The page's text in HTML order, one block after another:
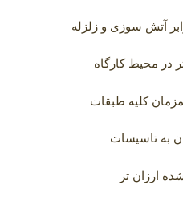
آتش سوزی و زلزله
در محیط کارگاه
کلیه طبقات
به تاسیسات
ارزان تر